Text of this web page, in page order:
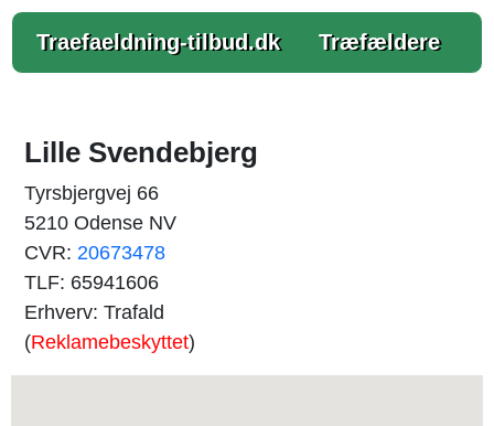
Traefaeldning-tilbud.dk Træfældere
Lille Svendebjerg
Tyrsbjergvej 66
5210 Odense NV
CVR: 20673478
TLF: 65941606
Erhverv: Trafald
(Reklamebeskyttet)